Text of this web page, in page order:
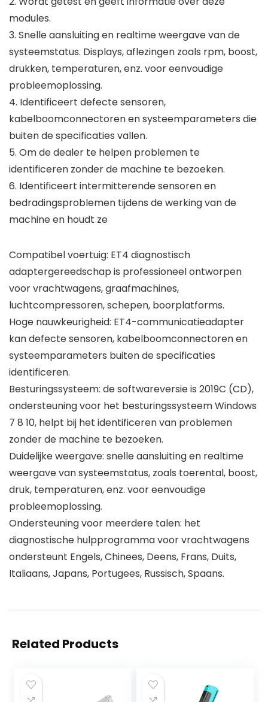
modules.
3. Snelle aansluiting en realtime weergave van de
systeemstatus. Displays, aflezingen zoals rpm, boost,
drukken, temperaturen, enz. voor eenvoudige
probleemoplossing.
4. Identificeert defecte sensoren,
kabelboomconnectoren en systeemparameters die
buiten de specificaties vallen.
5. Om de dealer te helpen problemen te
identificeren zonder de machine te bezoeken.
6. Identificeert intermitterende sensoren en
bedradingsproblemen tijdens de werking van de
machine en houdt ze
Compatibel voertuig: ET4 diagnostisch
adaptergereedschap is professioneel ontworpen
voor vrachtwagens, graafmachines,
luchtcompressoren, schepen, boorplatforms.
Hoge nauwkeurigheid: ET4-communicatieadapter
kan defecte sensoren, kabelboomconnectoren en
systeemparameters buiten de specificaties
identificeren.
Besturingssysteem: de softwareversie is 2019C (CD),
ondersteuning voor het besturingssysteem Windows
7 8 10, helpt bij het identificeren van problemen
zonder de machine te bezoeken.
Duidelijke weergave: snelle aansluiting en realtime
weergave van systeemstatus, zoals toerental, boost,
druk, temperaturen, enz. voor eenvoudige
probleemoplossing.
Ondersteuning voor meerdere talen: het
diagnostische hulpprogramma voor vrachtwagens
ondersteunt Engels, Chinees, Deens, Frans, Duits,
Italiaans, Japans, Portugees, Russisch, Spaans.
Related Products